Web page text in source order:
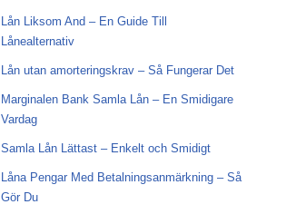
Lån Liksom And – En Guide Till
Lånealternativ
Lån utan amorteringskrav – Så Fungerar Det
Marginalen Bank Samla Lån – En Smidigare
Vardag
Samla Lån Lättast – Enkelt och Smidigt
Låna Pengar Med Betalningsanmärkning – Så
Gör Du